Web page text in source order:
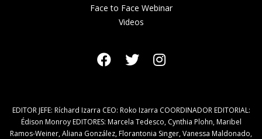
Face to Face Webinar
Videos
EDITOR JEFE: Ríchard Izarra CEO: Roko Izarra COORDINADOR EDITORIAL:
Édison Monroy EDITORES: Marcela Tedesco, Cynthia Plohn, Maribel
Ramos-Weiner, Aliana González, Florantonia Singer, Vanessa Maldonado,